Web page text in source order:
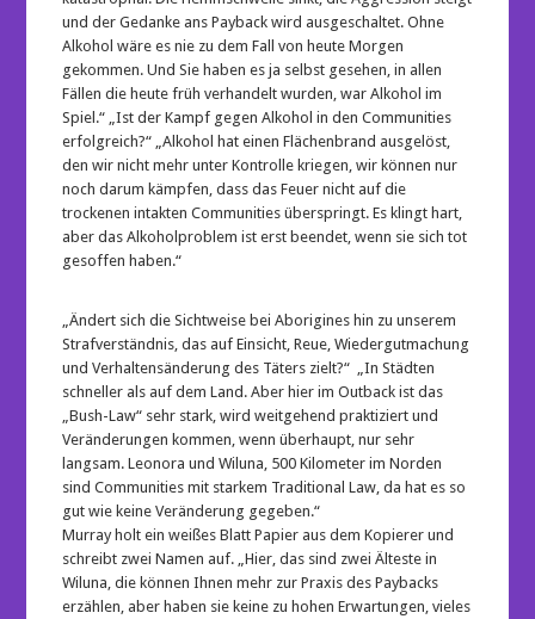
und der Gedanke ans Payback wird ausgeschaltet. Ohne
Alkohol wäre es nie zu dem Fall von heute Morgen
gekommen. Und Sie haben es ja selbst gesehen, in allen
Fällen die heute früh verhandelt wurden, war Alkohol im
Spiel.“ „Ist der Kampf gegen Alkohol in den Communities
erfolgreich?“ „Alkohol hat einen Flächenbrand ausgelöst,
den wir nicht mehr unter Kontrolle kriegen, wir können nur
noch darum kämpfen, dass das Feuer nicht auf die
trockenen intakten Communities überspringt. Es klingt hart,
aber das Alkoholproblem ist erst beendet, wenn sie sich tot
gesoffen haben.“
„Ändert sich die Sichtweise bei Aborigines hin zu unserem
Strafverständnis, das auf Einsicht, Reue, Wiedergutmachung
und Verhaltensänderung des Täters zielt?“ „In Städten
schneller als auf dem Land. Aber hier im Outback ist das
„Bush-Law“ sehr stark, wird weitgehend praktiziert und
Veränderungen kommen, wenn überhaupt, nur sehr
langsam. Leonora und Wiluna, 500 Kilometer im Norden
sind Communities mit starkem Traditional Law, da hat es so
gut wie keine Veränderung gegeben.“
Murray holt ein weißes Blatt Papier aus dem Kopierer und
schreibt zwei Namen auf. „Hier, das sind zwei Älteste in
Wiluna, die können Ihnen mehr zur Praxis des Paybacks
erzählen, aber haben sie keine zu hohen Erwartungen, vieles